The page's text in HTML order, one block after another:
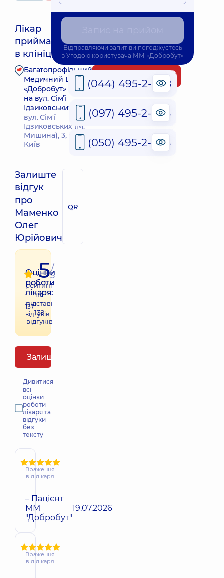
Лікар
приймає
в клініці
Найближчий час прийому: 12.08.2026 16:00
Багатопрофільний
Медичний Центр
«Добробут» 24/7
на вул. Сім’ї
Ідзиковських
вул. Сім'ї
Ідзиковських (М.
Мишина), 3, м.
Київ
Запис до лікаря
Залиште
відгук
про
Маменко
Олег
Юрійович
QR
Оцінки
роботи
лікаря:
137
відгуків
5/
5
рейтинг
на
підставі
138
відгуків
Залишити відгук
Дивитися
всі
оцінки
роботи
лікаря та
відгуки
без
тексту
Враження
від лікаря
– Пацієнт
ММ
"Добробут"
19.07.2026
Враження
від лікаря
Відправляючи запит ви погоджуєтесь
з Угодою користувача ММ «Добробут»
(044) 495-2-888
(097) 495-2-888
(050) 495-2-888